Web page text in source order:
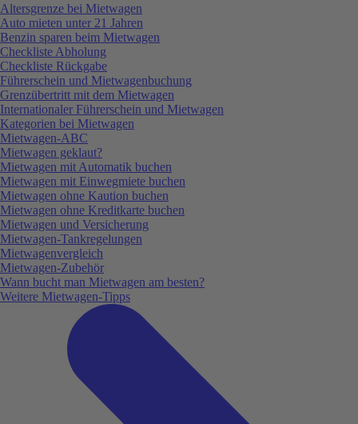
Altersgrenze bei Mietwagen
Auto mieten unter 21 Jahren
Benzin sparen beim Mietwagen
Checkliste Abholung
Checkliste Rückgabe
Führerschein und Mietwagenbuchung
Grenzübertritt mit dem Mietwagen
Internationaler Führerschein und Mietwagen
Kategorien bei Mietwagen
Mietwagen-ABC
Mietwagen geklaut?
Mietwagen mit Automatik buchen
Mietwagen mit Einwegmiete buchen
Mietwagen ohne Kaution buchen
Mietwagen ohne Kreditkarte buchen
Mietwagen und Versicherung
Mietwagen-Tankregelungen
Mietwagenvergleich
Mietwagen-Zubehör
Wann bucht man Mietwagen am besten?
Weitere Mietwagen-Tipps